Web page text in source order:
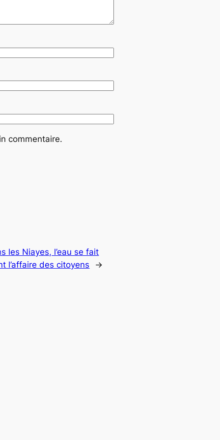
commentaire.
les Niayes, l’eau se fait
l’affaire des citoyens
→